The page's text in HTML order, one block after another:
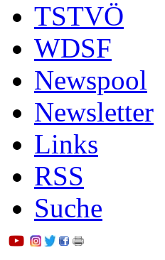
TSTVÖ
WDSF
Newspool
Newsletter
Links
RSS
Suche